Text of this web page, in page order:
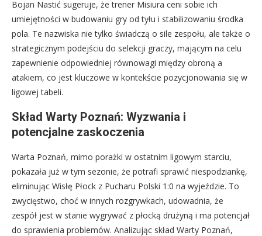
Bojan Nastić sugeruje, że trener Misiura ceni sobie ich
umiejętności w budowaniu gry od tyłu i stabilizowaniu środka
pola. Te nazwiska nie tylko świadczą o sile zespołu, ale także o
strategicznym podejściu do selekcji graczy, mającym na celu
zapewnienie odpowiedniej równowagi między obroną a
atakiem, co jest kluczowe w kontekście pozycjonowania się w
ligowej tabeli.
Skład Warty Poznań: Wyzwania i
potencjalne zaskoczenia
Warta Poznań, mimo porażki w ostatnim ligowym starciu,
pokazała już w tym sezonie, że potrafi sprawić niespodziankę,
eliminując Wisłę Płock z Pucharu Polski 1:0 na wyjeździe. To
zwycięstwo, choć w innych rozgrywkach, udowadnia, że
zespół jest w stanie wygrywać z płocką drużyną i ma potencjał
do sprawienia problemów. Analizując skład Warty Poznań,